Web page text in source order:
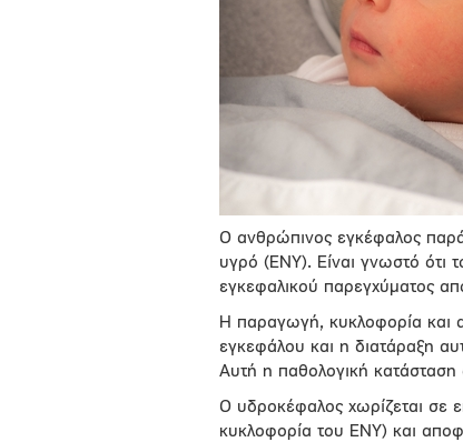
Ο ανθρώπινος εγκέφαλος
υγρό (ΕΝΥ). Είναι γνωστό ότι
εγκεφαλικού παρεγχύματος
Η παραγωγή, κυκλοφορία και
εγκεφάλου και η διατάραξη
Αυτή η παθολογική κατάσταση
Ο υδροκέφαλος χωρίζεται σε
κυκλοφορία του ΕΝΥ) και